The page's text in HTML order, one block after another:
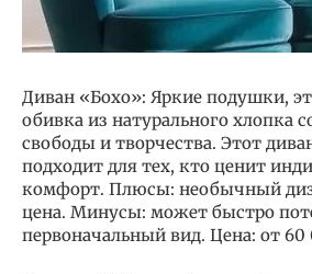
Диван «Бохо»: Яркие подушки,
обивка из натурального хлопка
свободы и творчества. Этот
подходит для тех, кто ценит
комфорт. Плюсы: необычный
цена. Минусы: может быстро
первоначальный вид. Цена: от 60